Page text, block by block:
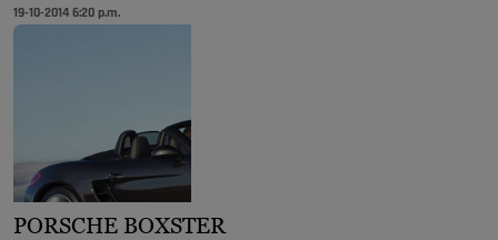
19-10-2014 6:20 p.m.
PORSCHE BOXSTER